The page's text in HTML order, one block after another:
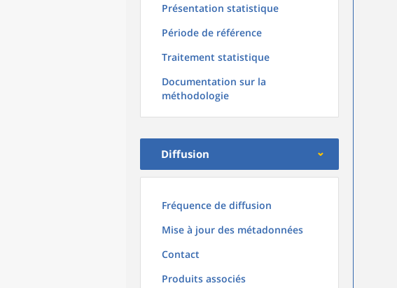
Présentation statistique
Période de référence
Traitement statistique
Documentation sur la
méthodologie
Diffusion
Fréquence de diffusion
Mise à jour des métadonnées
Contact
Produits associés